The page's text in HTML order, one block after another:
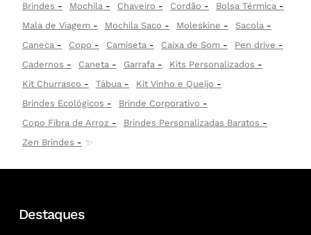
Brindes Mochila Chaveiro Cordão
Bolsa Térmica
Mala de Viagem
Mochila Saco Moleskine
Sacola
Caneca
Copo Camiseta Caixa de Som
Pen drive
Cadernos
Caneta Garrafa
Kits Personalizados
Kit Churrasco
Tábua
Kit Vinho e Queijo
Brindes Ecológicos
Brinde Corporativo
Copo Fibra de Arroz
Brindes Personalizadas Baratos
Zen Brindes
✨
Destaques